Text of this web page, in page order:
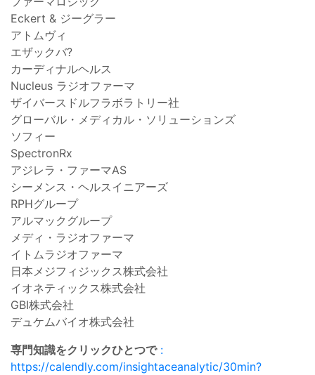
Eckert & ジーグラー
アトムヴィ
エザックバ?
カーディナルヘルス
Nucleus ラジオファーマ
ザイバースドルフラボラトリー社
グローバル・メディカル・ソリューションズ
ソフィー
SpectronRx
アジレラ・ファーマAS
シーメンス・ヘルスイニアーズ
RPHグループ
アルマックグループ
メディ・ラジオファーマ
イトムラジオファーマ
日本メジフィジックス株式会社
イオネティックス株式会社
GBI株式会社
デュケムバイオ株式会社
専門知識をクリックひとつで :
https://calendly.com/insightaceanalytic/30min?